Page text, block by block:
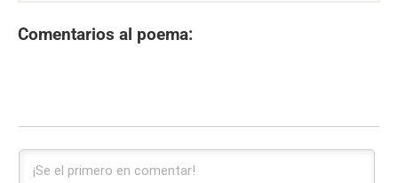
Comentarios al poema: